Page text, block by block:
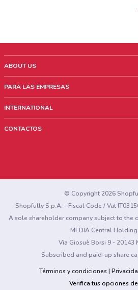
ABOUT US
¿Quiénes Somos?
Trabaja con nosotros
PARA LAS EMPRESAS
Contacto comercial
INTERNATIONAL
CONTACTOS
¿Encontraste un problema en la web o en la
© Copyright 2026
Shopfully S.p.A. - Fiscal Code / Vat
A sole shareholder company subject to the
MEDIA Central
Via Giosuè Borsi 9 - 20143
Subscribed and paid-up share
Términos y condiciones
Verifica tus opciones